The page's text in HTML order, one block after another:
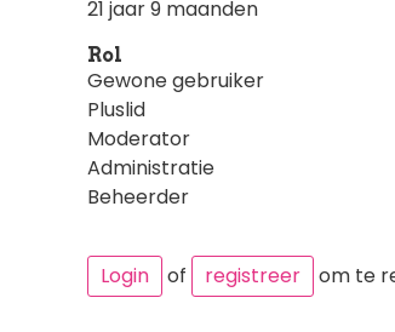
21 jaar 9 maanden
Rol
Gewone gebruiker
Pluslid
Moderator
Administratie
Beheerder
Login of registreer om te